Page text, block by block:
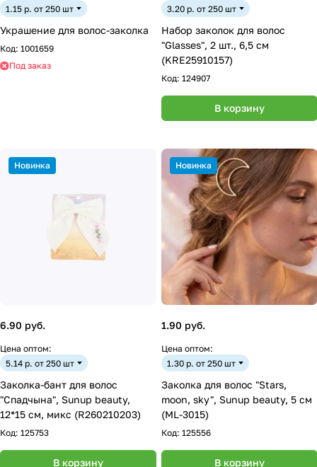
1.15 р. от 250 шт
Украшение для волос-заколка
Код: 1001659
Под заказ
3.20 р. от 250 шт
Набор заколок для волос
"Glasses", 2 шт., 6,5 см
(KRE25910157)
Код: 124907
В корзину
Новинка
6.90 руб.
Цена оптом:
5.14 р. от 250 шт
Заколка-бант для волос
"Спадчына", Sunup beauty,
12*15 см, микс (R260210203)
Код: 125753
В корзину
Новинка
1.90 руб.
Цена оптом:
1.30 р. от 250 шт
Заколка для волос "Stars,
moon, sky", Sunup beauty, 5 см
(ML-3015)
Код: 125556
В корзину